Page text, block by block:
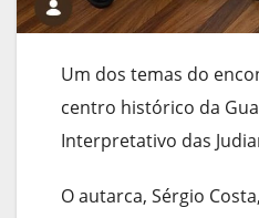
Um dos temas do
centro histórico da
Interpretativo das
O autarca, Sérgio